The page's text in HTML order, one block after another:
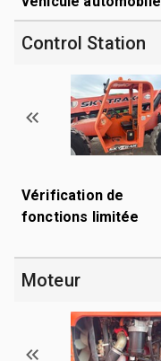
Control Station
Vérification de
fonctions limitée
Moteur